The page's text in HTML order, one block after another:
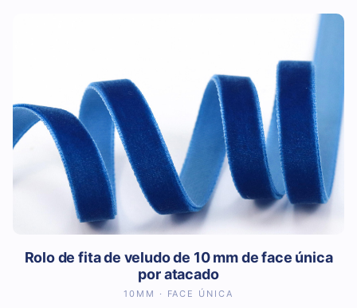
Rolo de fita de veludo de 10 mm de face única
por atacado
10MM · FACE ÚNICA